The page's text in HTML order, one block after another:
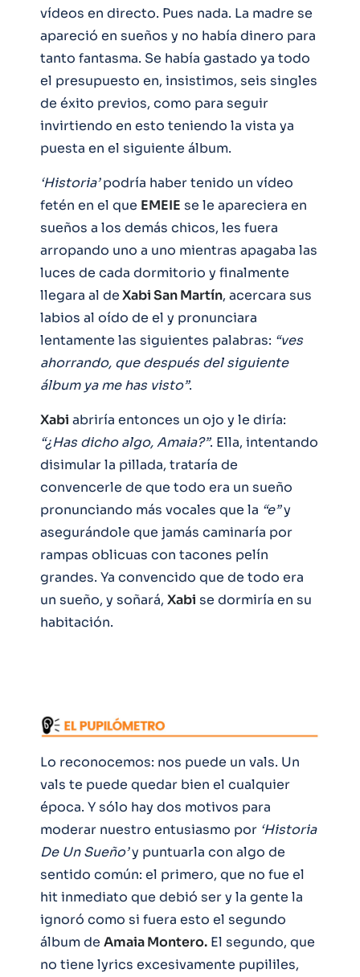
vídeos en directo. Pues nada. La madre se
apareció en sueños y no había dinero para
tanto fantasma. Se había gastado ya todo
el presupuesto en, insistimos, seis singles
de éxito previos, como para seguir
invirtiendo en esto teniendo la vista ya
puesta en el siguiente álbum.
‘Historia’podría haber tenido un vídeo
fetén en el que EMEIE se le apareciera en
sueños a los demás chicos, les fuera
arropando uno a uno mientras apagaba las
luces de cada dormitorio y finalmente
llegara al deXabi San Martín, acercara sus
labios al oído de el y pronunciara
lentamente las siguientes palabras: “ves
ahorrando, que después del siguiente
álbum ya me has visto”.
Xabi abriría entonces un ojo y le diría:
“¿Has dicho algo, Amaia?”. Ella, intentando
disimular la pillada, trataría de
convencerle de que todo era un sueño
pronunciando más vocales que la “e”y
asegurándole que jamás caminaría por
rampas oblicuas con tacones pelín
grandes. Ya convencido que de todo era
un sueño, y soñará, Xabi se dormiría en su
habitación.
Lo reconocemos: nos puede un vals. Un
vals te puede quedar bien el cualquier
época. Y sólo hay dos motivos para
moderar nuestro entusiasmo por ‘Historia
De Un Sueño’y puntuarla con algo de
sentido común: el primero, que no fue el
hit inmediato que debió ser y la gente la
ignoró como si fuera esto el segundo
álbum de Amaia Montero. El segundo, que
no tiene lyrics excesivamente pupililes,